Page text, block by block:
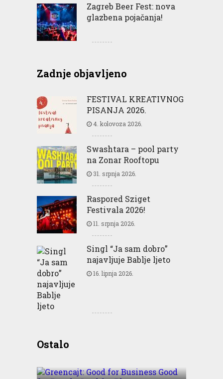
Zagreb Beer Fest: nova
glazbena pojačanja!
Zadnje objavljeno
FESTIVAL KREATIVNOG
PISANJA 2026.
4. kolovoza 2026.
Swashtara – pool party
na Zonar Rooftopu
31. srpnja 2026.
Raspored Sziget
Festivala 2026!
11. srpnja 2026.
Singl “Ja sam dobro”
najavljuje Bablje ljeto
16. lipnja 2026.
OstaloBusiness Good for People